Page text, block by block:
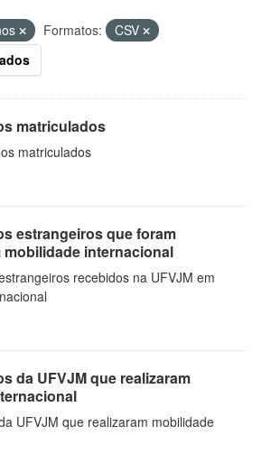
Formatos:
CSV
matriculados
matriculados
estrangeiros que foram
mobilidade internacional
recebidos na UFVJM em
da UFVJM que realizaram
UFVJM que realizaram mobilidade